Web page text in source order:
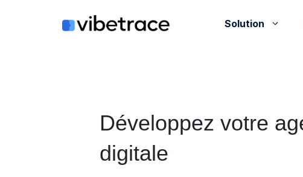
Solution
Développez votre
digitale